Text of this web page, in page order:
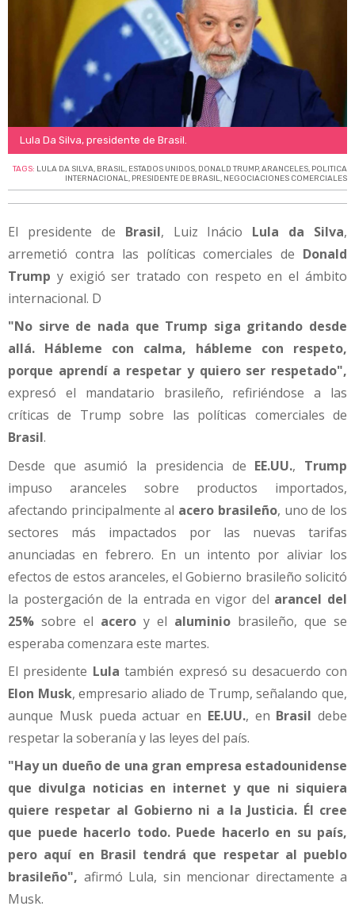
Lula Da Silva, presidente de Brasil.
TAGS: LULA DA SILVA, BRASIL, ESTADOS UNIDOS, DONALD TRUMP,ARANCELES, POLITICA
INTERNACIONAL, PRESIDENTE DE BRASIL, NEGOCIACIONES COMERCIALES
El presidente de Brasil, Luiz Inácio Lula da Silva,
arremetió contra las políticas comerciales de Donald
Trump y exigió ser tratado con respeto en el ámbito
internacional. D
"No sirve de nada que Trump siga gritando desde
allá. Hábleme con calma, hábleme con respeto,
porque aprendí a respetar y quiero ser respetado",
expresó el mandatario brasileño, refiriéndose a las
críticas de Trump sobre las políticas comerciales de
Brasil.
Desde que asumió la presidencia de EE.UU., Trump
impuso aranceles sobre productos importados,
afectando principalmente al acero brasileño, uno de los
sectores más impactados por las nuevas tarifas
anunciadas en febrero. En un intento por aliviar los
efectos de estos aranceles, el Gobierno brasileño solicitó
la postergación de la entrada en vigor del arancel del
25% sobre el acero y el aluminio brasileño, que se
esperaba comenzara este martes.
El presidente Lula también expresó su desacuerdo con
Elon Musk, empresario aliado de Trump, señalando que,
aunque Musk pueda actuar en EE.UU., en Brasil debe
respetar la soberanía y las leyes del país.
"Hay un dueño de una gran empresa estadounidense
que divulga noticias en internet y que ni siquiera
quiere respetar al Gobierno ni a la Justicia. Él cree
que puede hacerlo todo. Puede hacerlo en su país,
pero aquí en Brasil tendrá que respetar al pueblo
brasileño", afirmó Lula, sin mencionar directamente a
Musk.